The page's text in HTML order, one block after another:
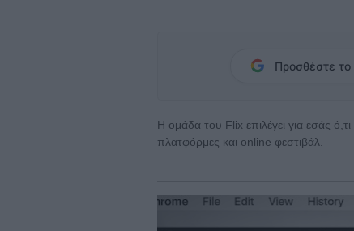
Προσθέστε το
Η ομάδα του Flix επιλέγει για εσάς
πλατφόρμες και online φεστιβάλ.